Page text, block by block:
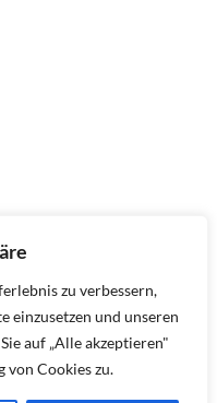
zu verbessern,
einzusetzen und unseren
auf „Alle akzeptieren"
von Cookies zu.